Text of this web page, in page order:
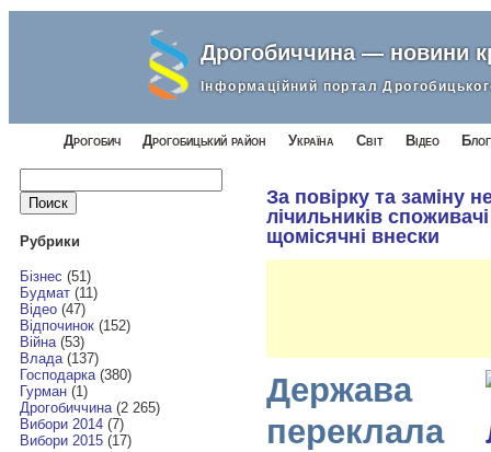
Дрогобиччина — новини
Інформаційний портал
Дрогобич Дрогобицький район Україна Світ Відео
Найти:
Рубрики
Бізнес (51)
Будмат(11)
Відео(47)
Відпочинок(152)
Війна(53)
Влада(137)
Господарка(380)
Гурман(1)
Дрогобиччина(2 265)
Вибори 2014(7)
Вибори 2015(17)
За повірку та заміну
лічильників
щомісячні внески
Держава
переклала